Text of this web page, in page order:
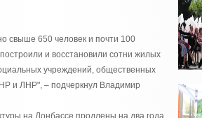
свыше 650 человек и почти 100
и восстановили сотни жилых
учреждений, общественных
и ЛНР", – подчеркнул Владимир
на Донбассе продлены на два года